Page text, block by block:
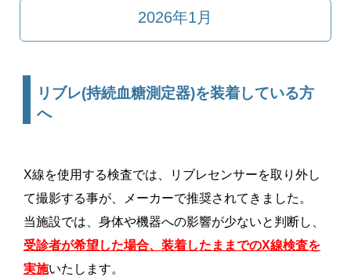
2026年1月
リブレ(持続血糖測定器)を装着している方
へ
X線を使用する検査では、リブレセンサーを取り外し
て撮影する事が、メーカーで推奨されてきました。
当施設では、身体や機器への影響が少ないと判断し、
受診者が希望した場合、装着したままでのX線検査を
実施いたします。